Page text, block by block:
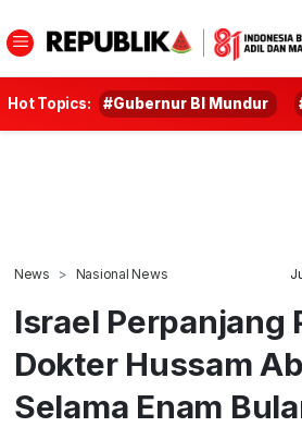
Hot Topics: #Gubernur BI Mundur
News Nasional News
Israel Perpanjang
Dokter Hussam
Selama Enam